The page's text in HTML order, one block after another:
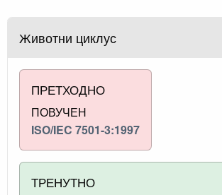
Животни циклус
ПРЕТХОДНО
ПОВУЧЕН
ISO/IEC 7501-3:1997
ТРЕНУТНО